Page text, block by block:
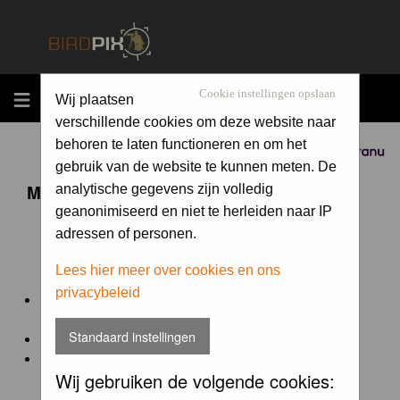
MENU
Sponsored by
Cookie instellingen opslaan
Wij plaatsen
verschillende cookies om deze website naar
behoren te laten functioneren en om het
gebruik van de website te kunnen meten. De
analytische gegevens zijn volledig
geanonimiseerd en niet te herleiden naar IP
adressen of personen.
Lees hier meer over cookies en ons
privacybeleid
Standaard instellingen
Wij gebruiken de volgende cookies:
Maandopdracht 'lentekriebels'
De maandopdracht van Birdpix is een competitie voor
en door de Birdpix fotografen community:
Het onderwerp van de opdracht wordt bepaald door de
winnaar van de laatste maandopdracht
De community nomineert de winnaar.
Geregistreerde gebruikers van Birdpix kunnen onder
deze voorwaardendeelnemen.